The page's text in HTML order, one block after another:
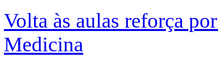
Volta às aulas reforça
Medicina